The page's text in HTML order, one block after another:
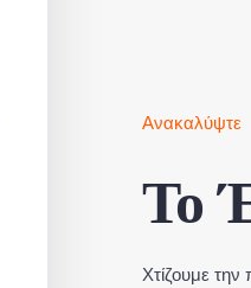
Ανακαλύψτε
Το
Χτίζουμε την